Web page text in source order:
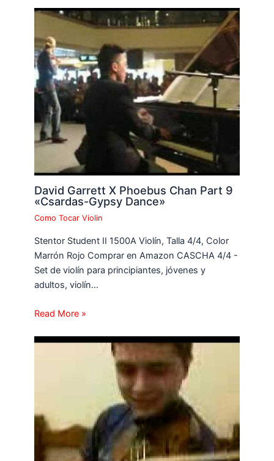
David Garrett X Phoebus Chan Part 9
«Csardas-Gypsy Dance»
Como Tocar Violin
Stentor Student II 1500A Violín, Talla 4/4, Color
Marrón Rojo Comprar en Amazon CASCHA 4/4 -
Set de violín para principiantes, jóvenes y
adultos, violín…
Read More »